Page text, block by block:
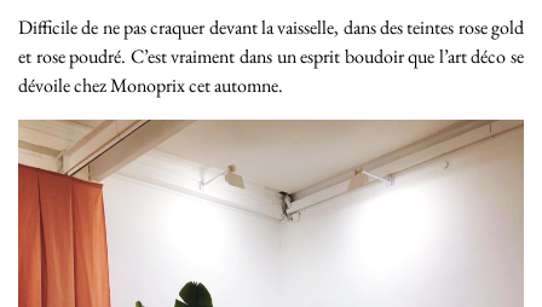
Difficile de ne pas craquer devant la vaisselle, dans des teintes rose gold
et rose poudré. C’est vraiment dans un esprit boudoir que l’art déco se
dévoile chez Monoprix cet automne.